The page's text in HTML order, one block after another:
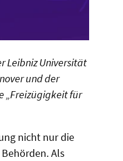
Leibniz Universität
und der
„Freizügigkeit für
nicht nur die
Als